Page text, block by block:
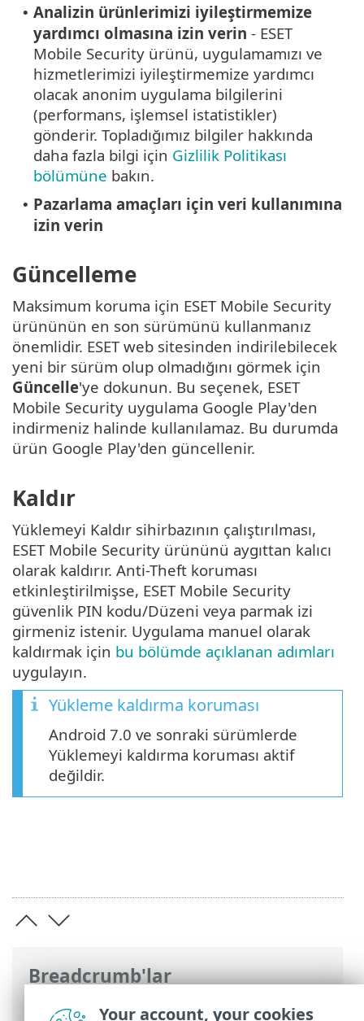
Breadcrumb'lar
ESET Online Yardım>ESET Mobile
• Analizin ürünlerimizi iyileştirmemize
yardımcı olmasına izin verin - ESET
Mobile Security ürünü, uygulamamızı ve
hizmetlerimizi iyileştirmemize yardımcı
olacak anonim uygulama bilgilerini
(performans, işlemsel istatistikler)
gönderir. Topladığımız bilgiler hakkında
daha fazla bilgi için Gizlilik Politikası
bölümüne bakın.
• Pazarlama amaçları için veri kullanımına
izin verin
Güncelleme
Maksimum koruma için ESET Mobile Security
ürününün en son sürümünü kullanmanız
önemlidir. ESET web sitesinden indirilebilecek
yeni bir sürüm olup olmadığını görmek için
Güncelle'ye dokunun. Bu seçenek, ESET
Mobile Security uygulama Google Play'den
indirmeniz halinde kullanılamaz. Bu durumda
ürün Google Play'den güncellenir.
Kaldır
Yüklemeyi Kaldır sihirbazının çalıştırılması,
ESET Mobile Security ürününü aygıttan kalıcı
olarak kaldırır. Anti-Theft koruması
etkinleştirilmişse, ESET Mobile Security
güvenlik PIN kodu/Düzeni veya parmak izi
girmeniz istenir. Uygulama manuel olarak
kaldırmak için bu bölümde açıklanan adımları
uygulayın.
Yükleme kaldırma koruması
Android 7.0 ve sonraki sürümlerde
Yüklemeyi kaldırma koruması aktif
değildir.
Your account, your cookies